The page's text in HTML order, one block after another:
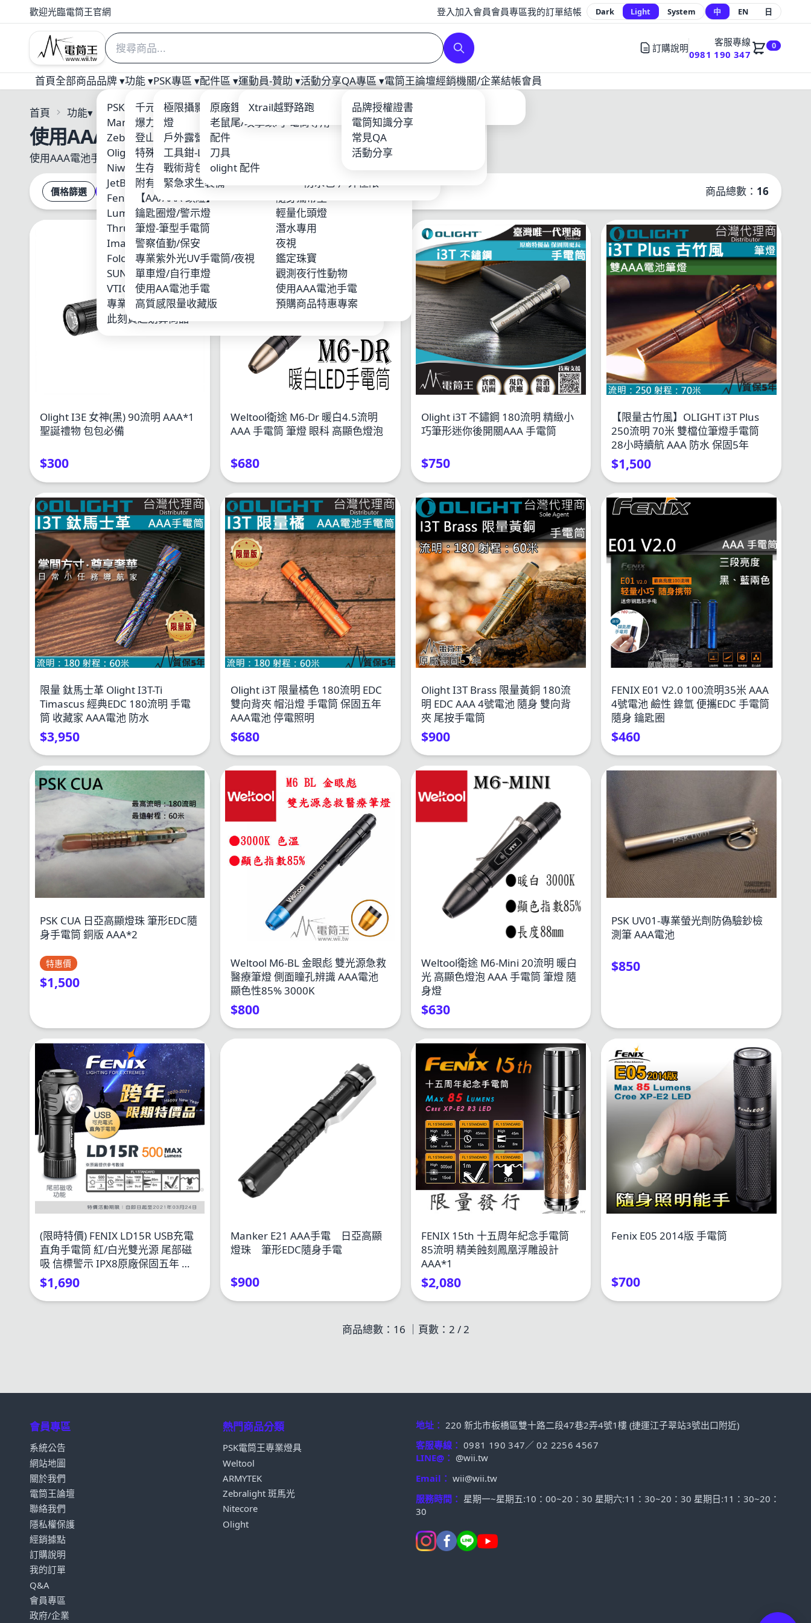
歡迎光臨電筒王官網 登入加入會員會員專區我的訂單結帳 Dark Light System 中 EN 日
訂購說明
客服專線
0981 190 347
0
首頁全部商品品牌 ▾
PSK 電筒王專業燈具
Weltool
Manker
ARMYTEK
Zebralight
Olight
Niwalker
Xeno
JetBeam
Fenix
MAXTIM 台灣製造 MIT品牌
Lumintop 雷明兔
KLARUS
ThruNite
SkilHunt
Imalent
Wuben
Folomov 浮樂木
FireFoxes FF-HID 火狐
SUNWAYFOTO
VTIGER
鋰電池_充電器
專業單車燈
其他手電
此刻買超划算商品
功能 ▾
千元以下優質入門手電筒
爆力遠射型
爆力照廣型
登山照遠-單鋰電
登山破霧-黃光
特殊光源-紅/藍/綠光
生存遊戲/警察槍燈
附有磁鐵吸附
工作燈頭燈照廣
【AA/AAA-頭燈】
隨身攜帶型
鑰匙圈燈/警示燈
輕量化頭燈
筆燈-筆型手電筒
潛水專用
警察值勤/保安
夜視
專業紫外光UV手電筒/夜視
鑑定珠寶
單車燈/自行車燈
觀測夜行性動物
使用AA電池手電
使用AAA電池手電
高質感限量收藏版
預購商品特惠專案
PSK專區 ▾
極限攝影 三角架/攝影補光
燈
戰術配件
戶外露營用品
輕量紡織品
工具鉗-Leatherman
鈦合金多功能工具-EDC
戰術背包-MOLLE系統
緊急求生裝備
防水包-戶外極限
配件區 ▾
原廠鋰電池
充電器
老鼠尾/攻擊頭/手電筒專用
配件
電筒套/手繩
刀具
鋰電池/充電器
olight 配件
運動員-贊助 ▾
Xtrail越野路跑
龍虎鳳越野
活動分享QA專區 ▾
品牌授權證書
電筒知識分享
常見QA
活動分享
電筒王論壇經銷機關/企業結帳會員
首頁 功能▾
使用AAA電池手電
使用AAA電池手電-電池取得方便
價格篩選 綜合排名 最新 熱銷量 商品總數： 16
Olight I3E 女神(黑) 90流明 AAA*1
聖誕禮物 包包必備
$300
Weltool衛途 M6-Dr 暖白4.5流明
AAA 手電筒 筆燈 眼科 高顯色燈泡
$680
Olight i3T 不鏽鋼 180流明 精緻小
巧筆形迷你後開關AAA 手電筒
$750
【限量古竹風】OLIGHT i3T Plus
250流明 70米 雙檔位筆燈手電筒
28小時續航 AAA 防水 保固5年
$1,500
限量 鈦馬士革 Olight I3T-Ti
Timascus 經典EDC 180流明 手電
筒 收藏家 AAA電池 防水
$3,950
Olight i3T 限量橘色 180流明 EDC
雙向背夾 帽沿燈 手電筒 保固五年
AAA電池 停電照明
$680
Olight I3T Brass 限量黃銅 180流
明 EDC AAA 4號電池 隨身 雙向背
夾 尾按手電筒
$900
FENIX E01 V2.0 100流明35米 AAA
4號電池 鹼性 鎳氫 便攜EDC 手電筒
隨身 鑰匙圈
$460
PSK CUA 日亞高顯燈珠 筆形EDC隨
身手電筒 銅版 AAA*2
特惠價
$1,500
Weltool M6-BL 金眼彪 雙光源急救
醫療筆燈 側面瞳孔辨識 AAA電池
顯色性85% 3000K
$800
Weltool衛途 M6-Mini 20流明 暖白
光 高顯色燈泡 AAA 手電筒 筆燈 隨
身燈
$630
PSK UV01-專業螢光劑防偽驗鈔檢
測筆 AAA電池
$850
(限時特價) FENIX LD15R USB充電
直角手電筒 紅/白光雙光源 尾部磁
吸 信標警示 IPX8原廠保固五年 公
司貨
$1,690
Manker E21 AAA手電 日亞高顯
燈珠 筆形EDC隨身手電
$900
FENIX 15th 十五周年紀念手電筒
85流明 精美蝕刻鳳凰浮雕設計
AAA*1
$2,080
Fenix E05 2014版 手電筒
$700
商品總數：16 ｜頁數： 2 / 2
會員專區
系統公告
網站地圖
關於我們
電筒王論壇
聯絡我們
隱私權保護
經銷據點
訂購說明
我的訂單
Q&A
會員專區
政府/企業
熱門商品分類
PSK電筒王專業燈具
Weltool
ARMYTEK
Zebralight 斑馬光
Nitecore
Olight
地址： 220 新北市板橋區雙十路二段47巷2弄4號1樓 (捷運江子翠站3號出口附近)
客服專線： 0981 190 347／02 2256 4567
LINE@： @wii.tw
Email： wii@wii.tw
服務時間： 星期一~星期五:10：00~20：30 星期六:11：30~20：30 星期日:11：30~20：
30